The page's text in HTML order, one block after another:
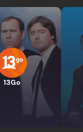
13Go